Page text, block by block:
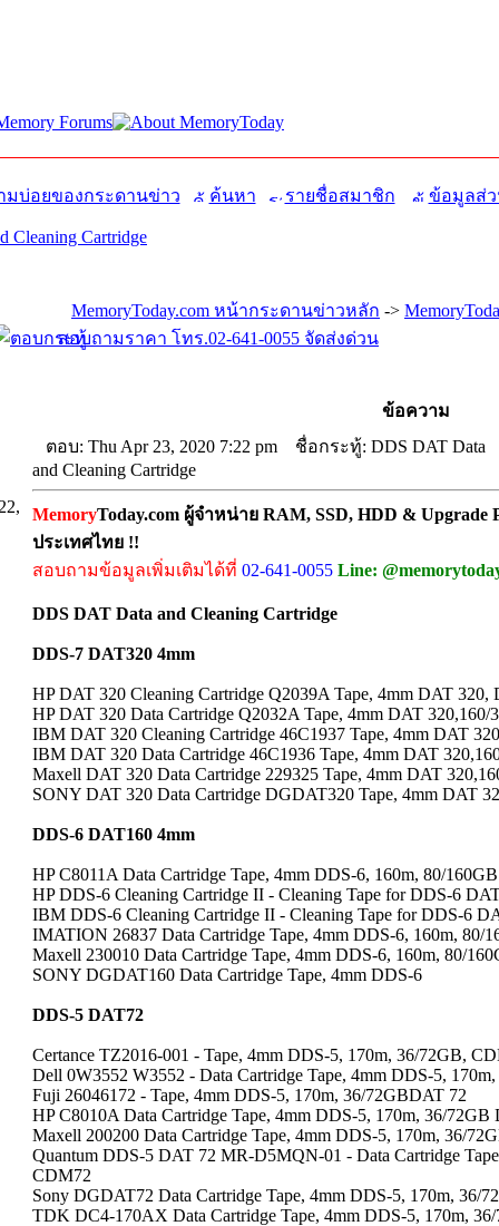
มบ่อยของกระดานข่าว ค้นหา รายชื่อสมาชิก ข้อมูลส่
Cleaning Cartridge
MemoryToday.com หน้ากระดานข่าวหลัก ->
สอบถามราคา โทร.02-641-0055 จัดส่งด่วน
ข้อความ
ตอบ: Thu Apr 23, 2020 7:22 pm
ชื่อกระทู้: DDS DAT Data
and Cleaning Cartridge
MemoryToday.com ผู้จำหน่าย RAM, SSD, HDD &
ประเทศไทย !!
สอบถามข้อมูลเพิ่มเติมได้ที่ 02-641-0055 Line:
DDS DAT Data and Cleaning Cartridge
DDS-7 DAT320 4mm
HP DAT 320 Cleaning Cartridge Q2039A Tape, 4mm DAT 320,
HP DAT 320 Data Cartridge Q2032A Tape, 4mm DAT
IBM DAT 320 Cleaning Cartridge 46C1937 Tape, 4mm DAT
IBM DAT 320 Data Cartridge 46C1936 Tape, 4mm DAT
Maxell DAT 320 Data Cartridge 229325 Tape, 4mm DAT
SONY DAT 320 Data Cartridge DGDAT320 Tape, 4mm DAT
DDS-6 DAT160 4mm
HP C8011A Data Cartridge Tape, 4mm DDS-6, 160m, 80/
HP DDS-6 Cleaning Cartridge II - Cleaning Tape for DDS-6
IBM DDS-6 Cleaning Cartridge II - Cleaning Tape for DDS-6
IMATION 26837 Data Cartridge Tape, 4mm DDS-6, 160m, 80/
Maxell 230010 Data Cartridge Tape, 4mm DDS-6, 160m, 80/
SONY DGDAT160 Data Cartridge Tape, 4mm DDS-6
DDS-5 DAT72
Certance TZ2016-001 - Tape, 4mm DDS-5, 170m, 36/72GB,
Dell 0W3552 W3552 - Data Cartridge Tape, 4mm DDS-5,
Fuji 26046172 - Tape, 4mm DDS-5, 170m, 36/72GBDAT 72
HP C8010A Data Cartridge Tape, 4mm DDS-5, 170m, 36/
Maxell 200200 Data Cartridge Tape, 4mm DDS-5, 170m, 36/
Quantum DDS-5 DAT 72 MR-D5MQN-01 - Data Cartridge
CDM72
Sony DGDAT72 Data Cartridge Tape, 4mm DDS-5, 170m, 36/
TDK DC4-170AX Data Cartridge Tape, 4mm DDS-5, 170m,